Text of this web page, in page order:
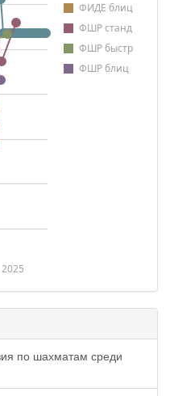
ФИДЕ блиц
ФШР станд
ФШР быстр
ФШР блиц
2025
по шахматам среди